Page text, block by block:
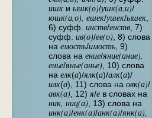
ишки ышк(о)/ушк(а,и)/
юшк(а,о), ешек/ушек/ышек,
6) суфф. инств/енств, 7)
суфф. ив(о)/ев(о) , 8) слова
на емость/имость, 9)
слова на ение/яние(ание),
енье/янье(анье) , 10) слова
на елк(а)/ялк(а)/алк(а)/
илк(а), 11) слова на овк(а)/
авк(а) , 12) я/ев словах на
ник, ниц(а) , 13) слова на
инк(а)/енк(а)/анк(а)/янк(а),